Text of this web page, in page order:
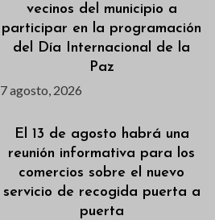
vecinos del municipio a
participar en la programación
del Día Internacional de la
Paz
7 agosto, 2026
El 13 de agosto habrá una
reunión informativa para los
comercios sobre el nuevo
servicio de recogida puerta a
puerta